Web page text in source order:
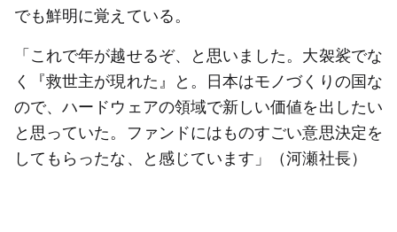
でも鮮明に覚えている。
「これで年が越せるぞ、と思いました。大袈裟でな
く『救世主が現れた』と。日本はモノづくりの国な
ので、ハードウェアの領域で新しい価値を出したい
と思っていた。ファンドにはものすごい意思決定を
してもらったな、と感じています」（河瀬社長）